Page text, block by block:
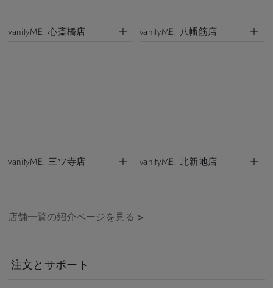
vanityME. 心斎橋店 vanityME. 八幡筋店
vanityME. 三ツ寺店 vanityME. 北新地店
店舗一覧の紹介ページを見る >
注文とサポート